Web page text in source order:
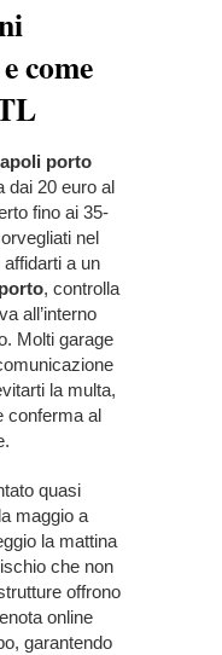
come
porto
dai 20 euro al
fino ai 35-
nel
a un
, controlla
all’interno
Molti garage
la multa,
conferma al
quasi
maggio a
la mattina
che non
offrono
online
garantendo